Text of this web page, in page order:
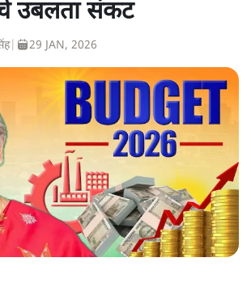
उबलता संकट
| 29 JAN, 2026